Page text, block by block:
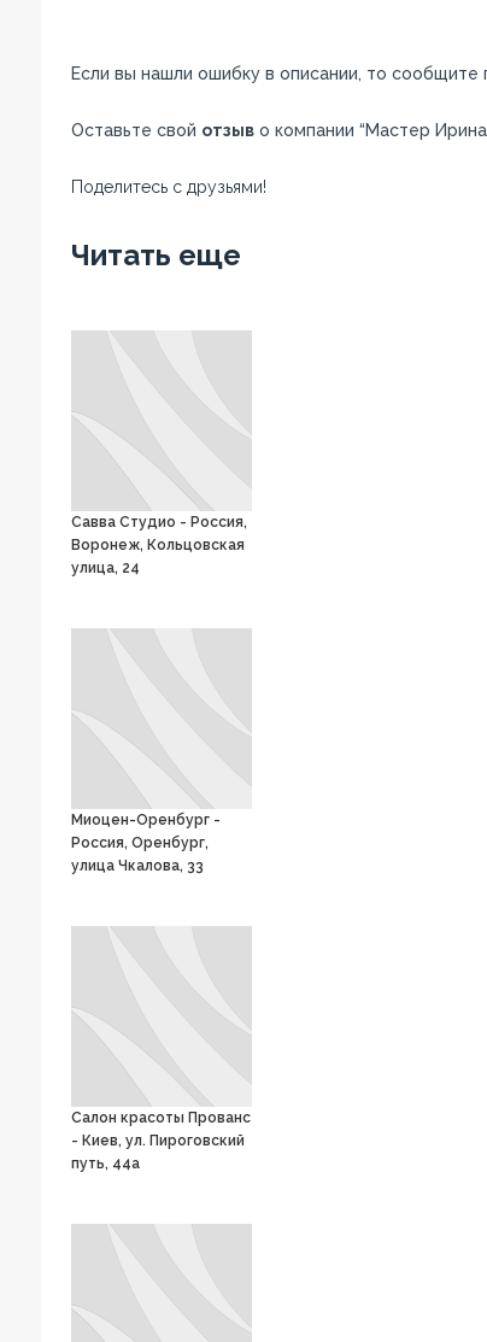
Если вы нашли ошибку в описании, то сообщите
Оставьте свой отзыво компании “Мастер Ирина
Поделитесь с друзьями!
Читать еще
Савва Студио - Россия,
Воронеж, Кольцовская
улица, 24
Миоцен-Оренбург -
Россия, Оренбург,
улица Чкалова, 33
Салон красоты Прованс
- Киев, ул. Пироговский
путь, 44а